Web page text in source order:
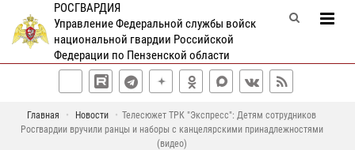
РОСГВАРДИЯ
Управление Федеральной службы войск
национальной гвардии Российской
Федерации по Пензенской области
Главная Новости
Телесюжет ТРК "Экспресс": Детям сотрудников
Росгвардии вручили ранцы и наборы с канцелярскими принадлежностями
(видео)